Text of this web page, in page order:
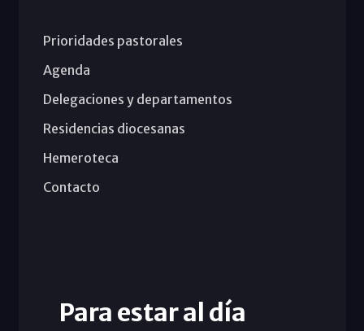
Prioridades pastorales
Agenda
Delegaciones y departamentos
Residencias diocesanas
Hemeroteca
Contacto
Para estar al día